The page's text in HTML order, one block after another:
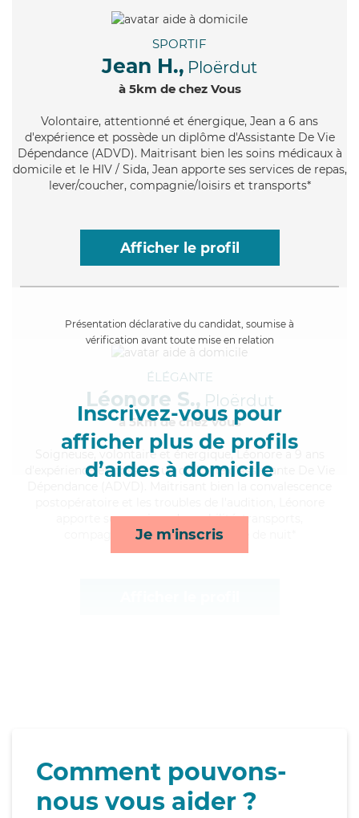
SPORTIF
Jean H., Ploërdut
à 5km de chez Vous
Volontaire, attentionné et énergique, Jean a 6 ans
d'expérience et possède un diplôme d'Assistante De Vie
Dépendance (ADVD). Maitrisant bien les soins médicaux à
domicile et le HIV / Sida, Jean apporte ses services de repas,
lever/coucher, compagnie/loisirs et transports*
Afficher le profil
Présentation déclarative du candidat, soumise à
vérification avant toute mise en relation
Inscrivez-vous pour
afficher plus de profils
d’aides à domicile
Je m'inscris
ÉLÉGANTE
Léonore S., Ploërdut
à 5km de chez Vous
, volontaire et énergique, Léonore a 9 ans
d'expérience et possède un diplôme d'Assistante De Vie
apporte ses services de mobilité, transports,
compagnie/loisirs et surveillance de nuit*
Comment pouvons-
nous vous aider ?